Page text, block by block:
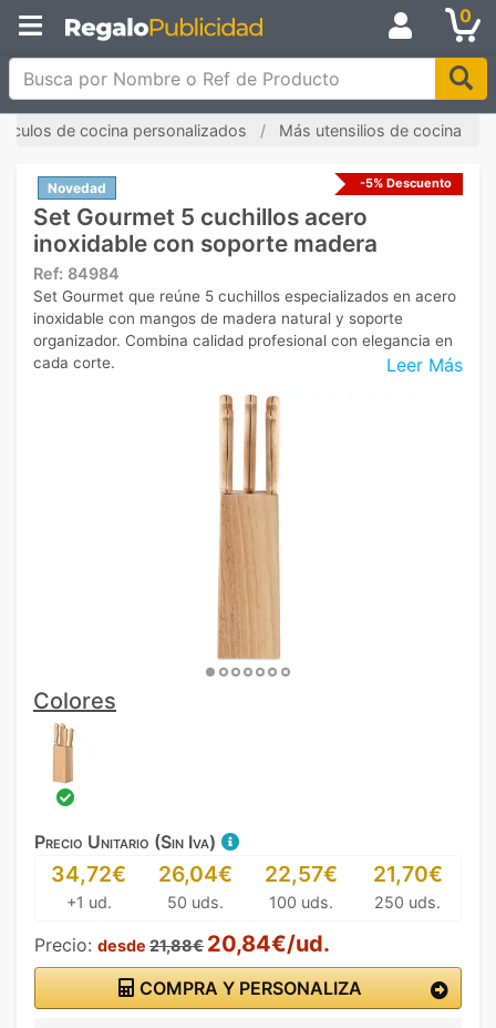
0
Busca por Nombre o Ref de Producto
de cocina personalizados Más utensilios de cocina
Novedad -5% Descuento
Set Gourmet 5 cuchillos acero
inoxidable con soporte madera
Ref: 84984
Leer Más
Set Gourmet que reúne 5 cuchillos especializados en acero
inoxidable con mangos de madera natural y soporte
organizador. Combina calidad profesional con elegancia en
cada corte.
Colores
Precio Unitario (Sin Iva)
34,72€
+1 ud.
26,04€
50 uds.
22,57€
100 uds.
21,70€
250 uds.
Precio: desde 21,88€ 20,84€/ud.
COMPRA Y PERSONALIZA